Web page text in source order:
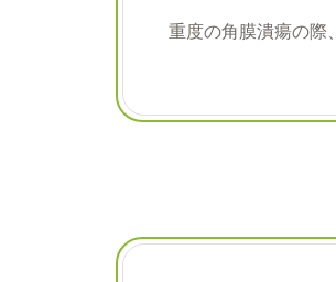
重度の角膜潰瘍の際